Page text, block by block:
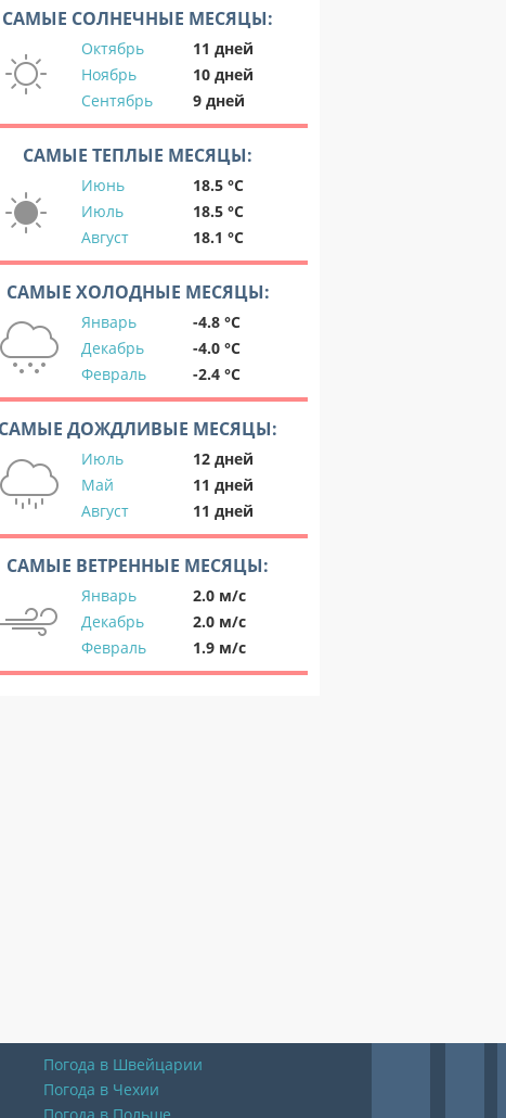
САМЫЕ СОЛНЕЧНЫЕ МЕСЯЦЫ:
Октябрь
11 дней
Ноябрь
10 дней
Сентябрь
9 дней
САМЫЕ ТЕПЛЫЕ МЕСЯЦЫ:
Июнь
18.5 °C
Июль
18.5 °C
Август
18.1 °C
САМЫЕ ХОЛОДНЫЕ МЕСЯЦЫ:
Январь
-4.8 °C
Декабрь
-4.0 °C
Февраль
-2.4 °C
САМЫЕ ДОЖДЛИВЫЕ МЕСЯЦЫ:
Июль
12 дней
Май
11 дней
Август
11 дней
САМЫЕ ВЕТРЕННЫЕ МЕСЯЦЫ:
Январь
2.0 м/с
Декабрь
2.0 м/с
Февраль
1.9 м/с
Погода в Швейцарии
Погода в Чехии